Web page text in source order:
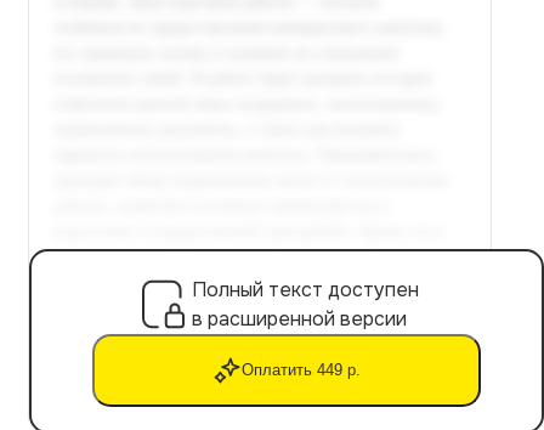
Полный текст доступен
в расширенной версии
Оплатить 449 р.